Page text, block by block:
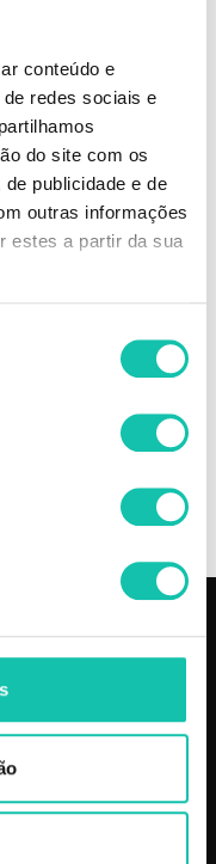
conteúdo e
redes sociais e
do site com os
publicidade e de
outras informações
estes a partir da sua
500ML
maciez aos cabelos,
COSMETICS MELHOR
Meu cacho minha vida
Meu cacho minha vida
e condições